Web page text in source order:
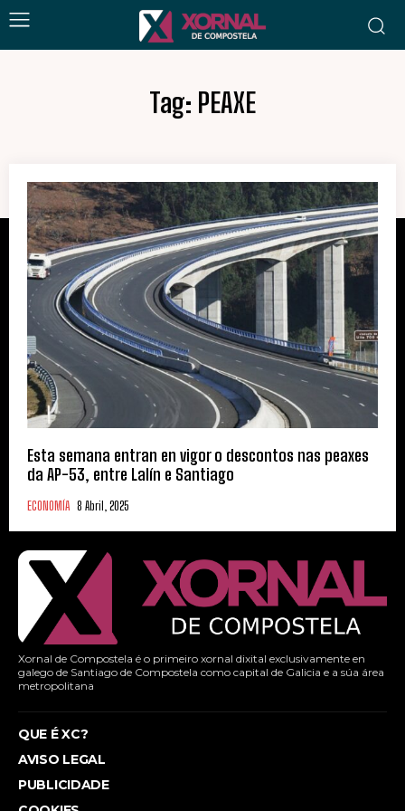
Tag: PEAXE
Esta semana entran en vigor o descontos nas peaxes
da AP-53, entre Lalín e Santiago
ECONOMÍA 8 Abril, 2025
Xornal de Compostela é o primeiro xornal dixital exclusivamente en
galego de Santiago de Compostela como capital de Galicia e a súa área
metropolitana
QUE É XC?
AVISO LEGAL
PUBLICIDADE